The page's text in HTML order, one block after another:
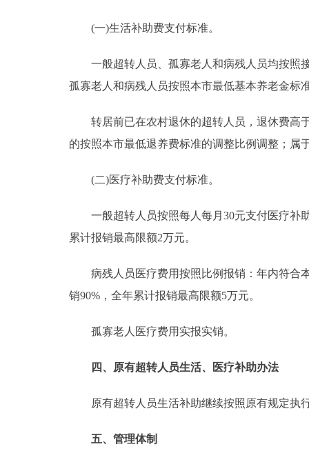
(一)生活补助费支付标准。
一般超转人员、孤寡老人和病残人员均按照接
孤寡老人和病残人员按照本市最低基本养老金标
转居前已在农村退休的超转人员，退休费高于
的按照本市最低退养费标准的调整比例调整；属
(二)医疗补助费支付标准。
一般超转人员按照每人每月30元支付医疗补助
累计报销最高限额2万元。
病残人员医疗费用按照比例报销：年内符合本
销90%，全年累计报销最高限额5万元。
孤寡老人医疗费用实报实销。
四、原有超转人员生活、医疗补助办法
原有超转人员生活补助继续按照原有规定执
五、管理体制